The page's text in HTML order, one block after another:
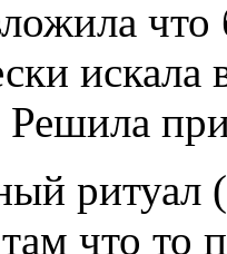
искала
Решила
ритуал
что то